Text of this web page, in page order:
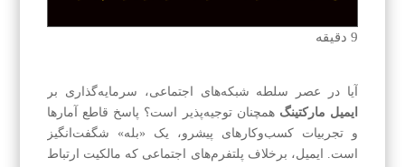
9 دقیقه
آیا در عصر سلطه شبکه‌های اجتماعی، سرمایه‌گذاری بر
ایمیل مارکتینگ همچنان توجیه‌پذیر است؟ پاسخ قاطع آمارها
و تجربیات کسب‌وکارهای پیشرو، یک «بله» شگفت‌انگیز
است. ایمیل، برخلاف پلتفرم‌های اجتماعی که مالکیت ارتباط